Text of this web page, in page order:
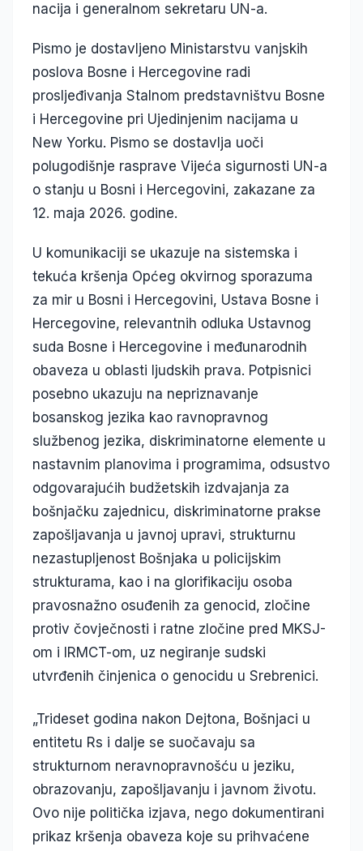
nacija i generalnom sekretaru UN-a.
Pismo je dostavljeno Ministarstvu vanjskih
poslova Bosne i Hercegovine radi
prosljeđivanja Stalnom predstavništvu Bosne
i Hercegovine pri Ujedinjenim nacijama u
New Yorku. Pismo se dostavlja uoči
polugodišnje rasprave Vijeća sigurnosti UN-a
o stanju u Bosni i Hercegovini, zakazane za
12. maja 2026. godine.
U komunikaciji se ukazuje na sistemska i
tekuća kršenja Općeg okvirnog sporazuma
za mir u Bosni i Hercegovini, Ustava Bosne i
Hercegovine, relevantnih odluka Ustavnog
suda Bosne i Hercegovine i međunarodnih
obaveza u oblasti ljudskih prava. Potpisnici
posebno ukazuju na nepriznavanje
bosanskog jezika kao ravnopravnog
službenog jezika, diskriminatorne elemente u
nastavnim planovima i programima, odsustvo
odgovarajućih budžetskih izdvajanja za
bošnjačku zajednicu, diskriminatorne prakse
zapošljavanja u javnoj upravi, strukturnu
nezastupljenost Bošnjaka u policijskim
strukturama, kao i na glorifikaciju osoba
pravosnažno osuđenih za genocid, zločine
protiv čovječnosti i ratne zločine pred MKSJ-
om i IRMCT-om, uz negiranje sudski
utvrđenih činjenica o genocidu u Srebrenici.
„Trideset godina nakon Dejtona, Bošnjaci u
entitetu Rs i dalje se suočavaju sa
strukturnom neravnopravnošću u jeziku,
obrazovanju, zapošljavanju i javnom životu.
Ovo nije politička izjava, nego dokumentirani
prikaz kršenja obaveza koje su prihvaćene